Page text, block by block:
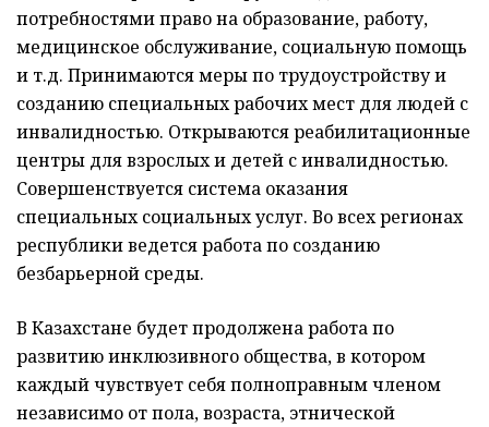
потребностями право на образование, работу,
медицинское обслуживание, социальную помощь
и т.д. Принимаются меры по трудоустройству и
созданию специальных рабочих мест для людей с
инвалидностью. Открываются реабилитационные
центры для взрослых и детей с инвалидностью.
Совершенствуется система оказания
специальных социальных услуг. Во всех регионах
республики ведется работа по созданию
безбарьерной среды.
В Казахстане будет продолжена работа по
развитию инклюзивного общества, в котором
каждый чувствует себя полноправным членом
независимо от пола, возраста, этнической